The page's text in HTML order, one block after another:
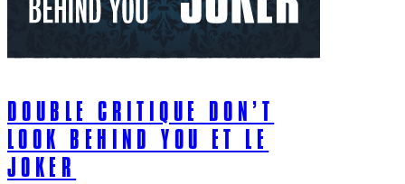
DOUBLE CRITIQUE DON’T
LOOK BEHIND YOU ET LE
JOKER